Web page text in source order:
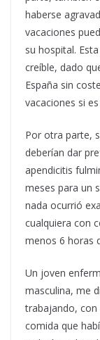
haberse
vacaciones
su hospital.
creíble, dado
España sin
vacaciones si
Por otra parte,
deberían dar
apendicitis
meses para un
nada ocurrió
cualquiera con
menos 6 horas
Un joven
masculina, me
trabajando, con
comida que